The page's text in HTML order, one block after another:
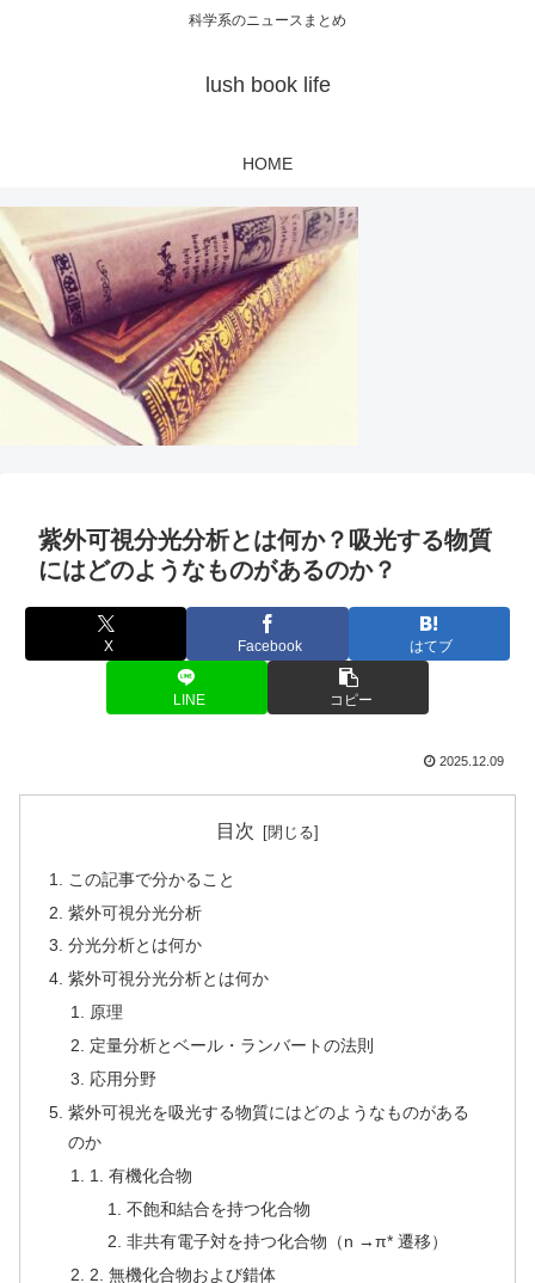
科学系のニュースまとめ
lush book life
HOME
紫外可視分光分析とは何か？吸光する物質
にはどのようなものがあるのか？
X Facebook はてブ
LINE コピー
2025.12.09
目次
この記事で分かること
紫外可視分光分析
分光分析とは何か
紫外可視分光分析とは何か
原理
定量分析とベール・ランバートの法則
応用分野
紫外可視光を吸光する物質にはどのようなものがある
のか
1. 有機化合物
不飽和結合を持つ化合物
非共有電子対を持つ化合物（n →π* 遷移）
2. 無機化合物および錯体